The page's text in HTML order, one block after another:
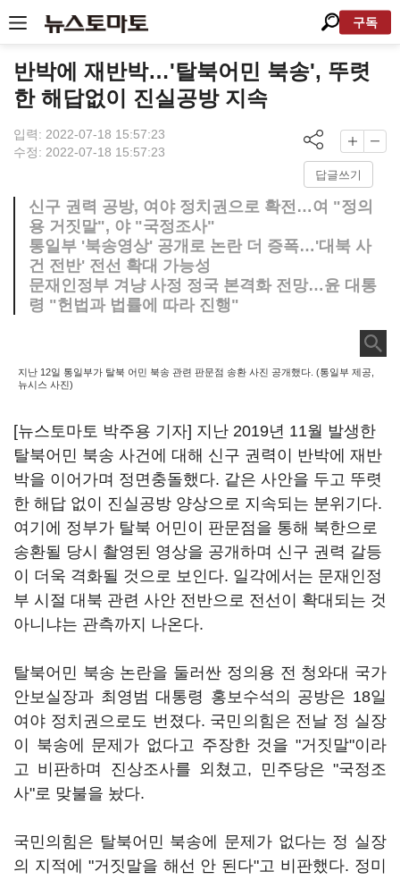
구독
반박에 재반박…'탈북어민 북송', 뚜렷
한 해답없이 진실공방 지속
입력: 2022-07-18 15:57:23
수정: 2022-07-18 15:57:23
답글쓰기
신구 권력 공방, 여야 정치권으로 확전…여 "정의
용 거짓말", 야 "국정조사"
통일부 '북송영상' 공개로 논란 더 증폭…'대북 사
건 전반' 전선 확대 가능성
문재인정부 겨냥 사정 정국 본격화 전망…윤 대통
령 "헌법과 법률에 따라 진행"
지난 12일 통일부가 탈북 어민 북송 관련 판문점 송환 사진 공개했다. (통일부 제공,
뉴시스 사진)
[뉴스토마토 박주용 기자] 지난 2019년 11월 발생한
탈북어민 북송 사건에 대해 신구 권력이 반박에 재반
박을 이어가며 정면충돌했다. 같은 사안을 두고 뚜렷
한 해답 없이 진실공방 양상으로 지속되는 분위기다.
여기에 정부가 탈북 어민이 판문점을 통해 북한으로
송환될 당시 촬영된 영상을 공개하며 신구 권력 갈등
이 더욱 격화될 것으로 보인다. 일각에서는 문재인정
부 시절 대북 관련 사안 전반으로 전선이 확대되는 것
아니냐는 관측까지 나온다.
탈북어민 북송 논란을 둘러싼 정의용 전 청와대 국가
안보실장과 최영범 대통령 홍보수석의 공방은 18일
여야 정치권으로도 번졌다. 국민의힘은 전날 정 실장
이 북송에 문제가 없다고 주장한 것을 "거짓말"이라
고 비판하며 진상조사를 외쳤고, 민주당은 "국정조
사"로 맞불을 놨다.
국민의힘은 탈북어민 북송에 문제가 없다는 정 실장
의 지적에 "거짓말을 해선 안 된다"고 비판했다. 정미